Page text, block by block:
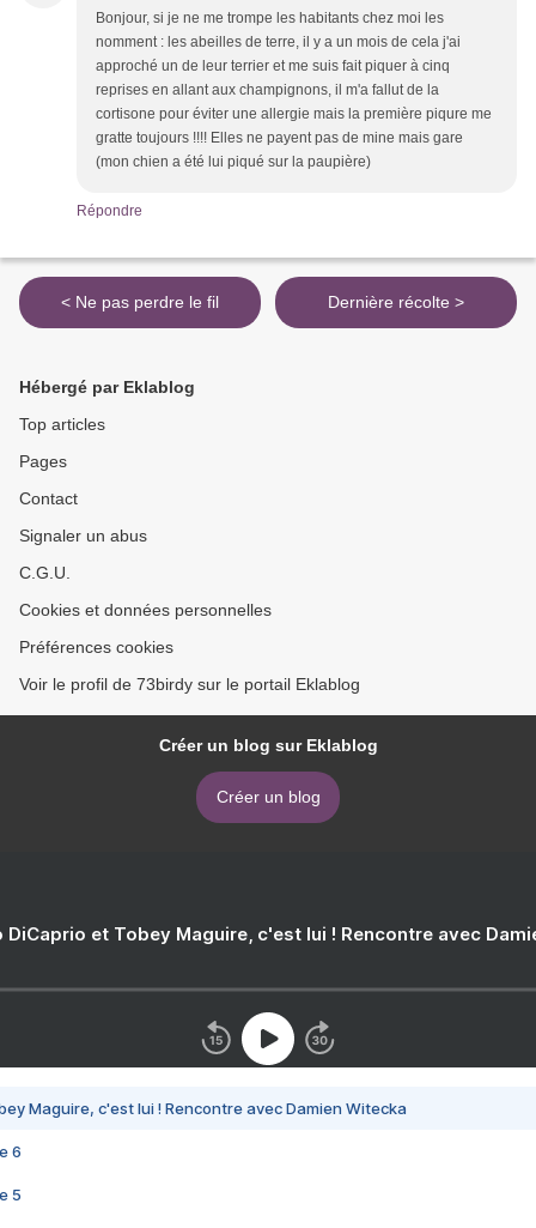
Bonjour, si je ne me trompe les habitants chez moi les
nomment : les abeilles de terre, il y a un mois de cela j'ai
approché un de leur terrier et me suis fait piquer à cinq
reprises en allant aux champignons, il m'a fallut de la
cortisone pour éviter une allergie mais la première piqure me
gratte toujours !!!! Elles ne payent pas de mine mais gare
(mon chien a été lui piqué sur la paupière)
Répondre
< Ne pas perdre le fil Dernière récolte >
Hébergé par Eklablog
Top articles
Pages
Contact
Signaler un abus
C.G.U.
Cookies et données personnelles
Préférences cookies
Voir le profil de 73birdy sur le portail Eklablog
Créer un blog sur Eklablog
Créer un blog
DiCaprio et Tobey Maguire, c'est lui ! Rencontre avec
Maguire, c'est lui ! Rencontre avec Damien Witecka
6
5